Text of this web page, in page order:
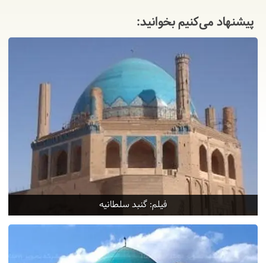
پیشنهاد می‌کنیم بخوانید:
فیلم: گنبد سلطانیه